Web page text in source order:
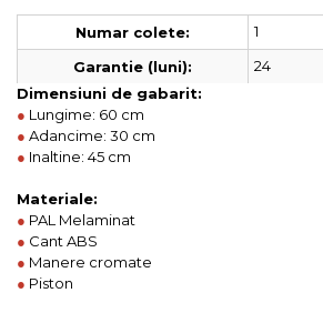
Numar colete:
1
Garantie (luni):
24
Dimensiuni de gabarit:
● Lungime: 60 cm
● Adancime: 30 cm
● Inaltine: 45 cm
Materiale:
● PAL Melaminat
● Cant ABS
● Manere cromate
● Piston